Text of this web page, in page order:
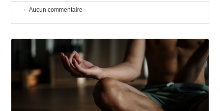
Aucun commentaire